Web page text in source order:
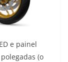
e painel
(o